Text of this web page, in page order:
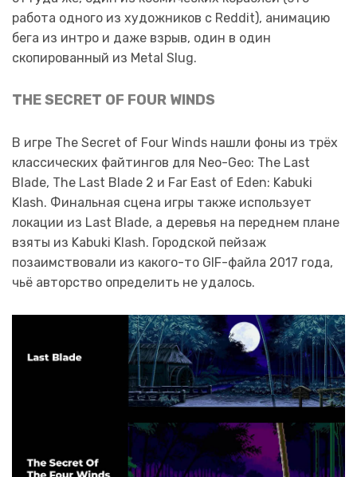
работа одного из художников с Reddit), анимацию
бега из интро и даже взрыв, один в один
скопированный из Metal Slug.
THE SECRET OF FOUR WINDS
В игре The Secret of Four Winds нашли фоны из трёх
классических файтингов для Neo-Geo: The Last
Blade, The Last Blade 2 и Far East of Eden: Kabuki
Klash. Финальная сцена игры также использует
локации из Last Blade, а деревья на переднем плане
взяты из Kabuki Klash. Городской пейзаж
позаимствовали из какого-то GIF-файла 2017 года,
чьё авторство определить не удалось.